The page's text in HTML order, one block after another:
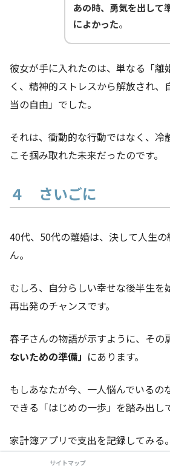
あの時、勇気を出して
によかった。
彼女が手に入れたのは、単なる「離
く、精神的ストレスから解放され、
当の自由」でした。
それは、衝動的な行動ではなく、冷
こそ掴み取れた未来だったのです。
４ さいごに
40代、50代の離婚は、決して人生
ん。
むしろ、自分らしい幸せな後半生を
再出発のチャンスです。
春子さんの物語が示すように、その
ないための準備」 にあります。
もしあなたが今、一人悩んでいるの
できる「はじめの一歩」を踏み出し
家計簿アプリで支出を記録してみる。
サイトマップ